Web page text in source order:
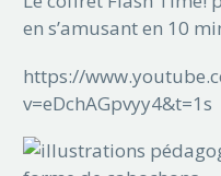
en s’amusant en 10
https://
v=eDchAGpvyy4&t=1s